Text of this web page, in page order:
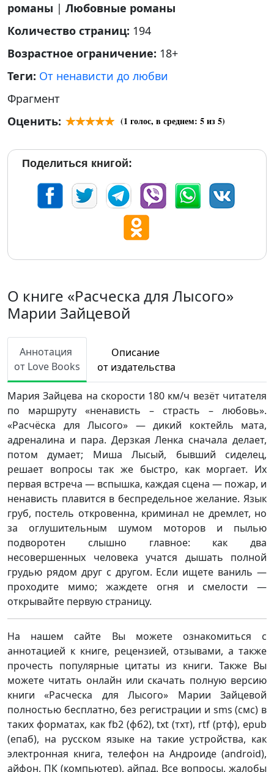
романы | Любовные романы
Количество страниц: 194
Возрастное ограничение: 18+
Теги: От ненависти до любви
Фрагмент
Оценить:
(1 голос, в среднем: 5из 5)
Поделиться книгой:
О книге «Расческа для Лысого»
Марии Зайцевой
Аннотация
от Love Books
Описание
от издательства
Мария Зайцева на скорости 180 км/ч везёт читателя
по маршруту «ненависть – страсть – любовь».
«Расчёска для Лысого» — дикий коктейль мата,
адреналина и пара. Дерзкая Ленка сначала делает,
потом думает; Миша Лысый, бывший сиделец,
решает вопросы так же быстро, как моргает. Их
первая встреча — вспышка, каждая сцена — пожар, и
ненависть плавится в беспредельное желание. Язык
груб, постель откровенна, криминал не дремлет, но
за оглушительным шумом моторов и пылью
подворотен слышно главное: как два
несовершенных человека учатся дышать полной
грудью рядом друг с другом. Если ищете ваниль —
проходите мимо; жаждете огня и смелости —
открывайте первую страницу.
На нашем сайте Вы можете ознакомиться с
аннотацией к книге, рецензией, отзывами, а также
прочесть популярные цитаты из книги. Также Вы
можете читать онлайн или скачать полную версию
книги «Расческа для Лысого» Марии Зайцевой
полностью бесплатно, без регистрации и sms (смс) в
таких форматах, как fb2 (фб2), txt (тхт), rtf (ртф), epub
(епаб), на русском языке на такие устройства, как
электронная книга, телефон на Андроиде (android),
айфон, ПК (компьютер), айпад. Все вопросы, жалобы